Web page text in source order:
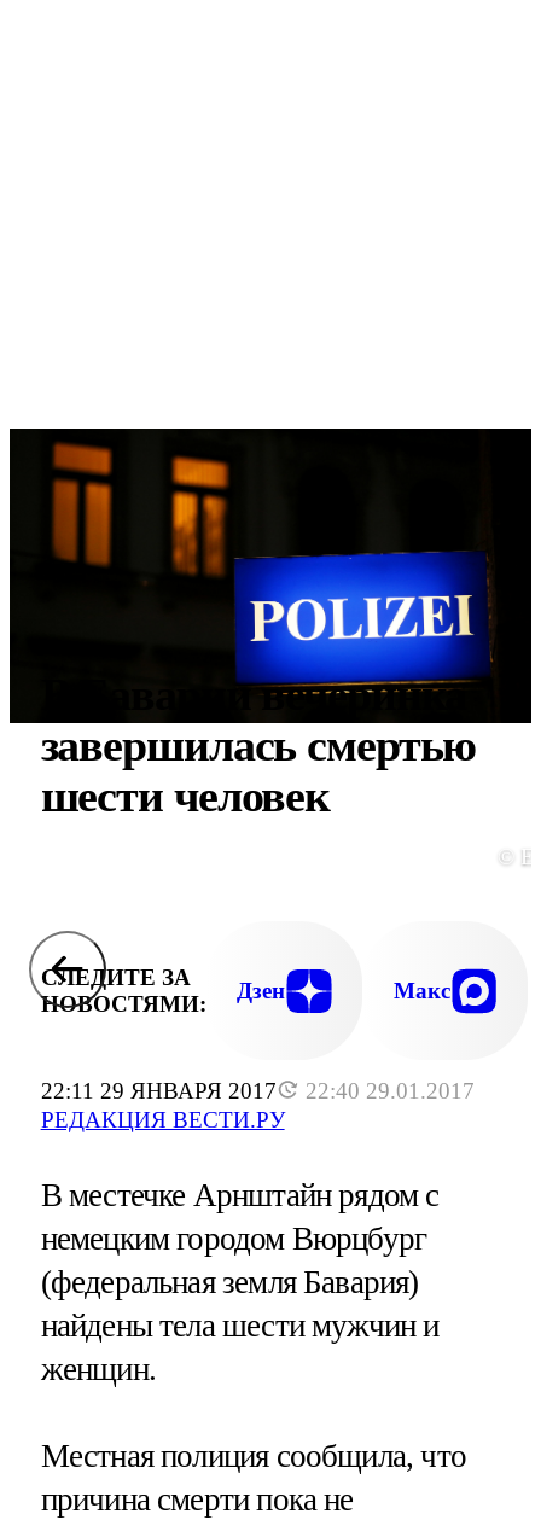
22:11 29 ЯНВАРЯ 2017
22:40 29.01.2017
РЕДАКЦИЯ ВЕСТИ.РУ
В Баварии вечеринка
завершилась смертью
шести человек
©
СЛЕДИТЕ ЗА
НОВОСТЯМИ:
Дзен Макс
В местечке Арнштайн рядом с
немецким городом Вюрцбург
(федеральная земля Бавария)
найдены тела шести мужчин и
женщин.
Местная полиция сообщила, что
причина смерти пока не